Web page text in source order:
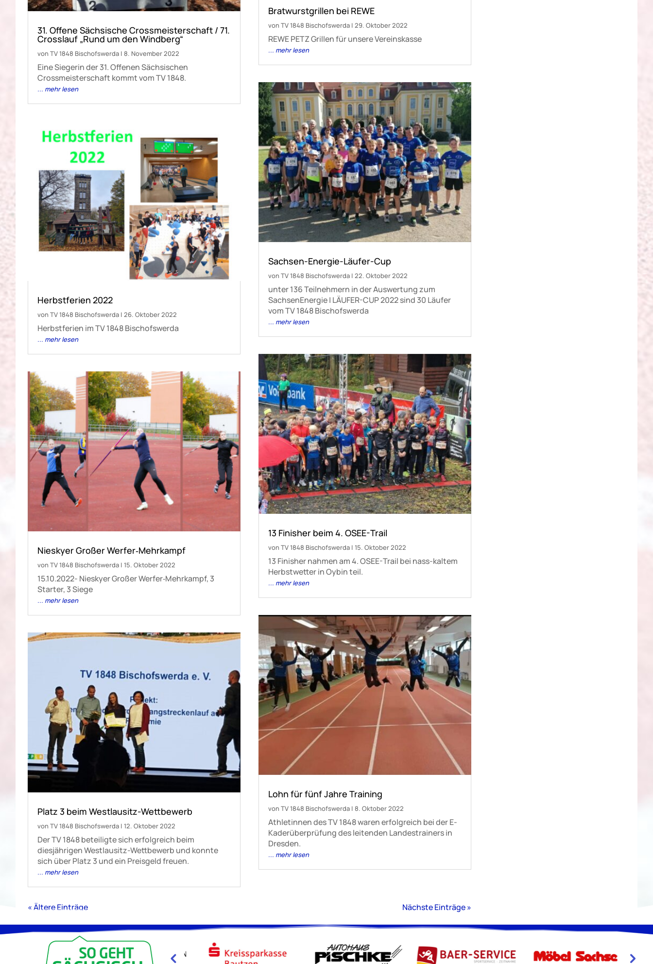
31. Offene Sächsische Crossmeisterschaft / 71.
Crosslauf „Rund um den Windberg“
von TV 1848 Bischofswerda | 8. November 2022
Eine Siegerin der 31. Offenen Sächsischen
Crossmeisterschaft kommt vom TV 1848.
... mehr lesen
Herbstferien 2022
von TV 1848 Bischofswerda | 26. Oktober 2022
Herbstferien im TV 1848 Bischofswerda
... mehr lesen
Nieskyer Großer Werfer‐Mehrkampf
von TV 1848 Bischofswerda | 15. Oktober 2022
15.10.2022- Nieskyer Großer Werfer‐Mehrkampf, 3
Starter, 3 Siege
... mehr lesen
Platz 3 beim Westlausitz-Wettbewerb
von TV 1848 Bischofswerda | 12. Oktober 2022
Der TV 1848 beteiligte sich erfolgreich beim
diesjährigen Westlausitz-Wettbewerb und konnte
sich über Platz 3 und ein Preisgeld freuen.
... mehr lesen
Bratwurstgrillen bei REWE
vonTV 1848 Bischofswerda |29. Oktober 2022
REWE PETZ Grillen für unsere Vereinskasse
... mehr lesen
Sachsen-Energie-Läufer-Cup
vonTV 1848 Bischofswerda |22. Oktober 2022
unter 136 Teilnehmern in der Auswertung zum
SachsenEnergie | LÄUFER-CUP 2022 sind 30 Läufer
vom TV 1848 Bischofswerda
... mehr lesen
13 Finisher beim 4. OSEE-Trail
vonTV 1848 Bischofswerda |15. Oktober 2022
13 Finisher nahmen am 4. OSEE-Trail bei nass-kaltem
Herbstwetter in Oybin teil.
... mehr lesen
Lohn für fünf Jahre Training
vonTV 1848 Bischofswerda |8. Oktober 2022
Athletinnen des TV 1848 waren erfolgreich bei der E-
Kaderüberprüfung des leitenden Landestrainers in
Dresden.
... mehr lesen
« Ältere Einträge Nächste Einträge »